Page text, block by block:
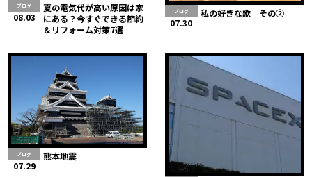
ブログ
08.03
夏の電気代が高い原因は家
にある？今すぐできる節約
＆リフォーム対策7選
ブログ
07.30
私の好きな歌 その②
ブログ
07.29
熊本地震